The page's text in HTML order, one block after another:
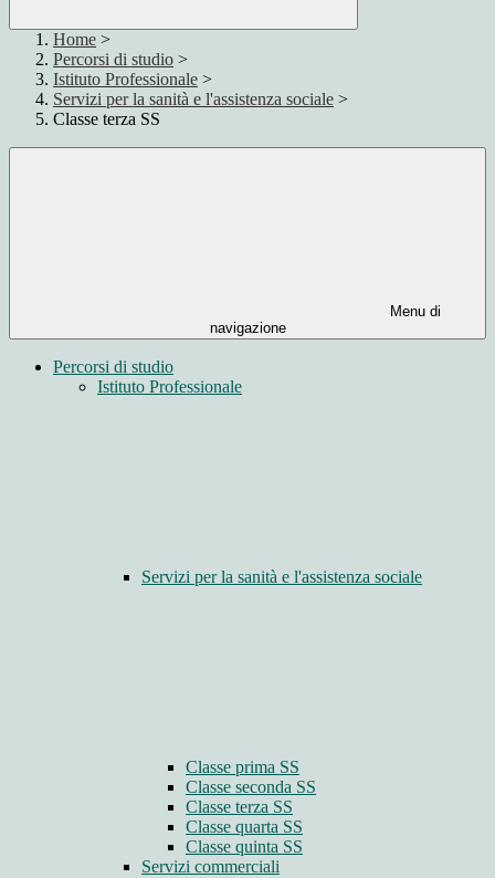
Home >
Percorsi di studio >
Istituto Professionale >
Servizi per la sanità e l'assistenza sociale >
Classe terza SS
Menu di
navigazione
Percorsi di studio
Istituto Professionale
Servizi per la sanità e l'assistenza sociale
Classe prima SS
Classe seconda SS
Classe terza SS
Classe quarta SS
Classe quinta SS
Servizi commerciali